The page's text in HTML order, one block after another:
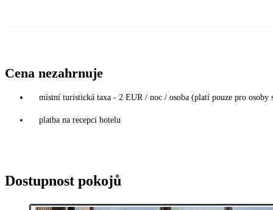
Cena nezahrnuje
místní turistická taxa - 2 EUR / noc / osoba (platí pouze pro osoby
platba na recepci hotelu
Dostupnost pokojů